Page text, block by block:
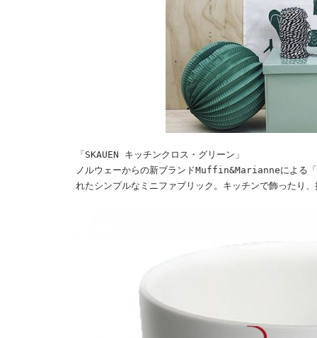
「SKAUEN キッチンクロス・グリーン」
ノルウェーからの新ブランドMuffin&Marianneによる「
れたシンプルなミニファブリック。キッチンで飾ったり